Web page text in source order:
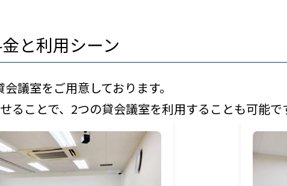
と利用シーン
議室をご用意しております。
ることで、2つの貸会議室を利用することも可能で